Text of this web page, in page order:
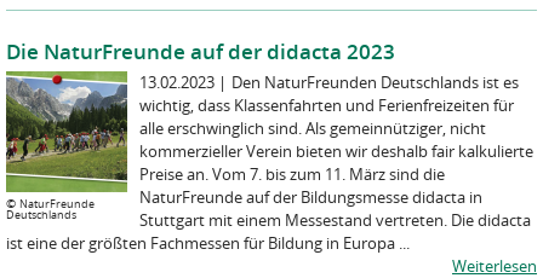
Die NaturFreunde auf der didacta 2023
© NaturFreunde
Deutschlands
13.02.2023 | Den NaturFreunden Deutschlands ist es
wichtig, dass Klassenfahrten und Ferienfreizeiten für
alle erschwinglich sind. Als gemeinnütziger, nicht
kommerzieller Verein bieten wir deshalb fair kalkulierte
Preise an. Vom 7. bis zum 11. März sind die
NaturFreunde auf der Bildungsmesse didacta in
Stuttgart mit einem Messestand vertreten. Die didacta
ist eine der größten Fachmessen für Bildung in Europa ...
Weiterlesen